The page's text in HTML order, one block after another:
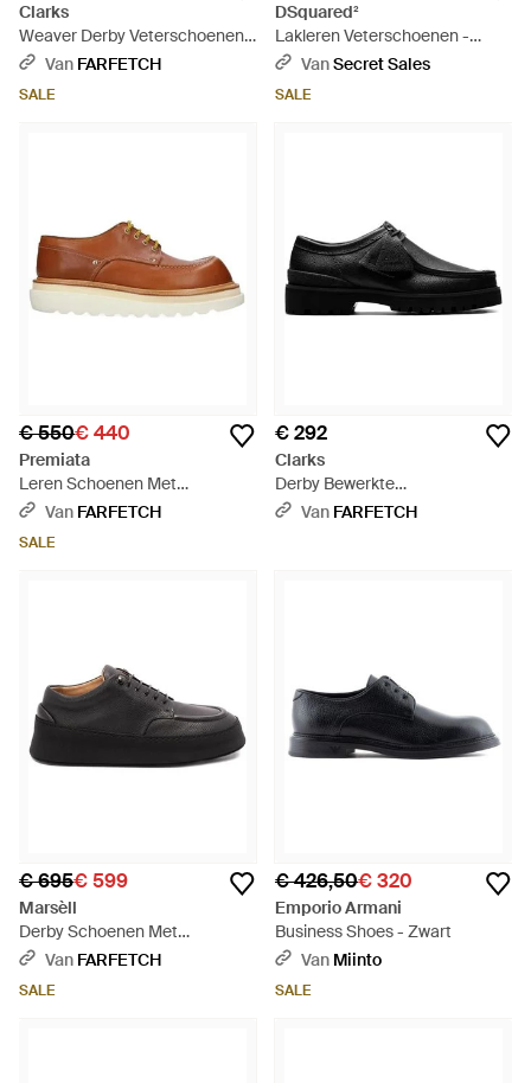
Clarks
Weaver Derby Veterschoenen -
Naturel
Van FARFETCH
SALE
DSquared²
Lakleren Veterschoenen -
Zwart
VanSecret Sales
SALE
€ 550€ 440
Premiata
Leren Schoenen Met
Plateauzool - Bruin
Van FARFETCH
SALE
€ 292
Clarks
Derby Bewerkte
Veterschoenen - Zwart
Van FARFETCH
€ 695€ 599
Marsèll
Derby Schoenen Met
Plateauzool Van Bewerkt Leer -
Van FARFETCH
SALE
€ 426,50€ 320
Emporio Armani
Business Shoes - Zwart
Van Miinto
SALE